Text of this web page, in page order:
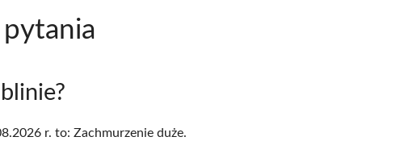
pytania
r. to: Zachmurzenie duże.